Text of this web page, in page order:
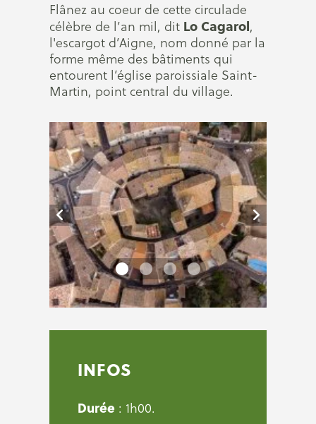
Flânez au coeur de cette circulade
célèbre de l’an mil, dit Lo Cagarol,
l'escargot d’Aigne, nom donné par la
forme même des bâtiments qui
entourent l’église paroissiale Saint-
Martin, point central du village.
INFOS
Durée : 1h00.